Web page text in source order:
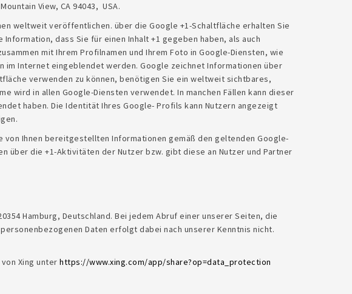
View, CA 94043, USA.
weltweit veröffentlichen. über die Google +1-Schaltfläche erhalten Sie
dass Sie für einen Inhalt +1 gegeben haben, als auch
mit Ihrem Profilnamen und Ihrem Foto in Google-Diensten, wie
im Internet eingeblendet werden. Google zeichnet Informationen über
verwenden zu können, benötigen Sie ein weltweit sichtbares,
wird in allen Google-Diensten verwendet. In manchen Fällen kann dieser
haben. Die Identität Ihres Google- Profils kann Nutzern angezeigt
Ihnen bereitgestellten Informationen gemäß den geltenden Google-
die +1-Aktivitäten der Nutzer bzw. gibt diese an Nutzer und Partner
Hamburg, Deutschland. Bei jedem Abruf einer unserer Seiten, die
Daten erfolgt dabei nach unserer Kenntnis nicht.
Xing unter https://www.xing.com/app/share?op=data_protection